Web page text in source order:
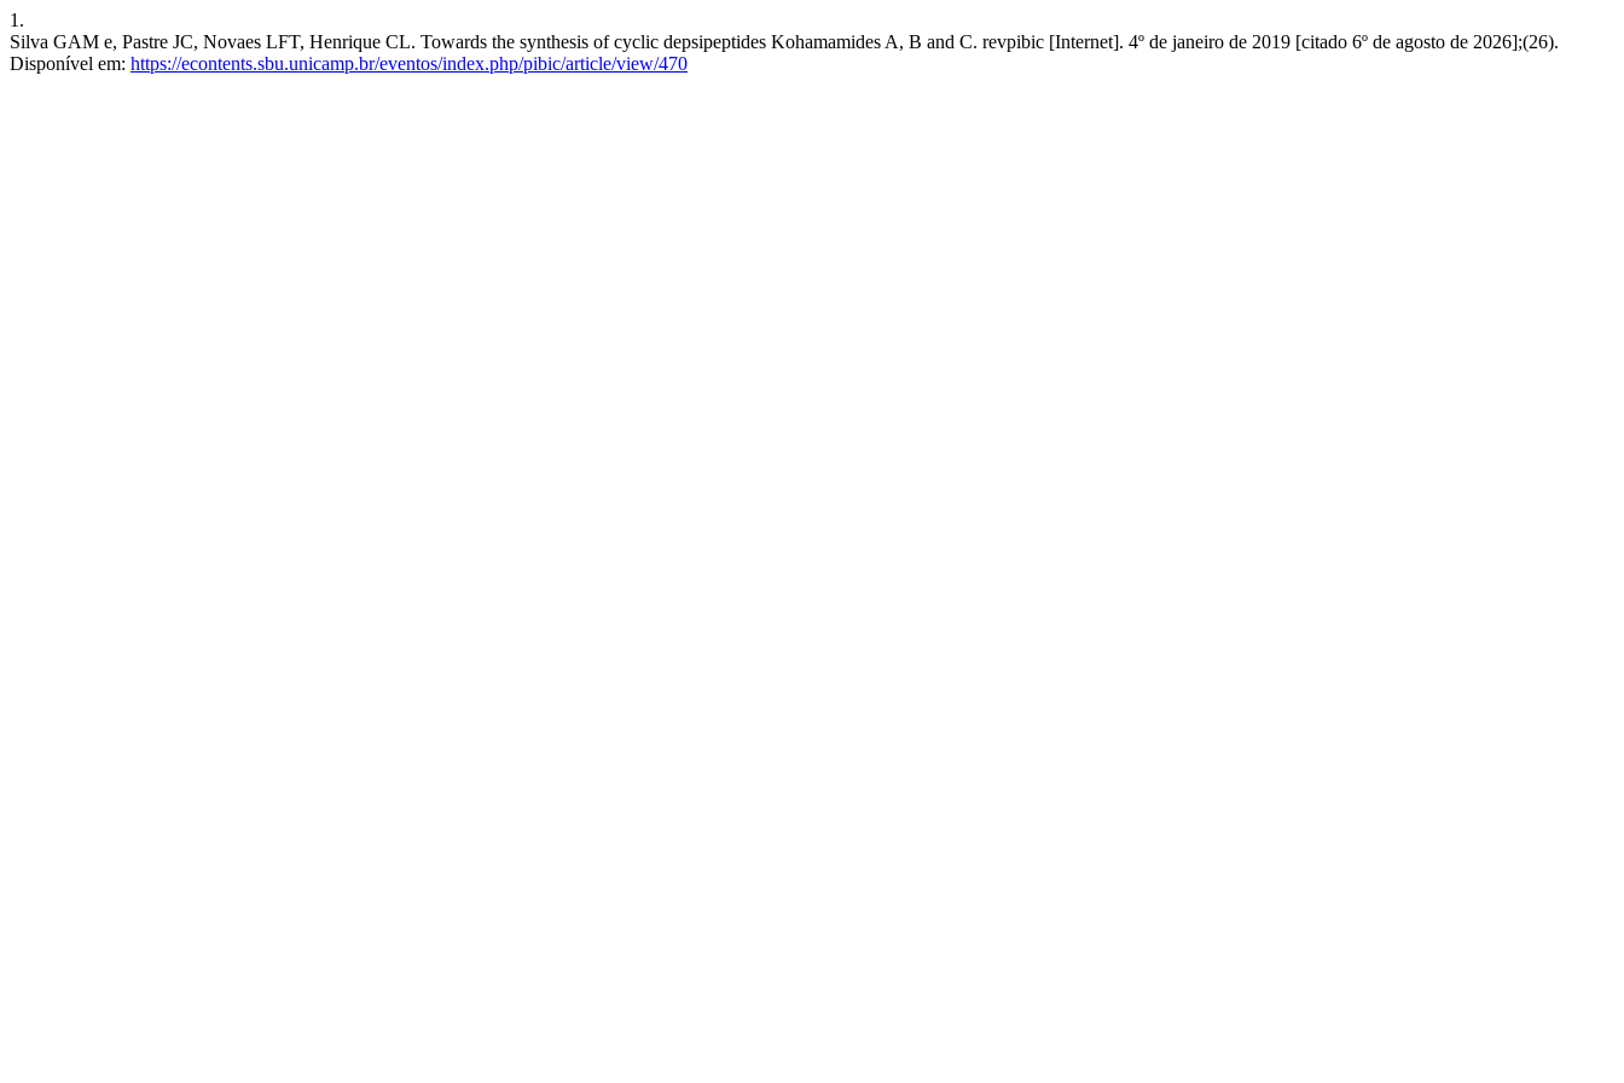
1.
Silva GAM e, Pastre JC, Novaes LFT, Henrique CL. Towards the synthesis of cyclic depsipeptides Kohamamides A, B and C. revpibic [Internet]. 4º de janeiro de 2019 [citado 6º de agosto de 2026];(26).
Disponível em: https://econtents.sbu.unicamp.br/eventos/index.php/pibic/article/view/470